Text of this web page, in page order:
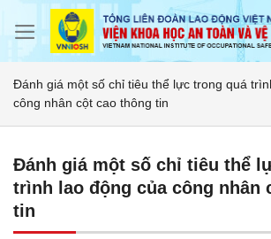
Đánh giá một số chỉ tiêu thể lực trong quá
công nhân cột cao thông tin
Đánh giá một số chỉ tiêu thể
trình lao động của công nhân
tin